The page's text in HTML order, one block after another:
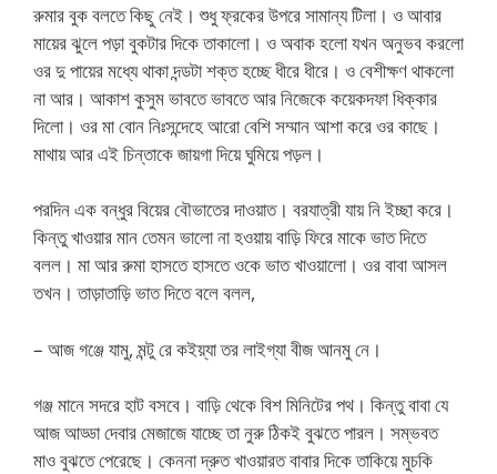
রুমার বুক বলতে কিছু নেই। শুধু ফ্রকের উপরে সামান্য টিলা। ও আবার
মায়ের ঝুলে পড়া বুকটার দিকে তাকালো। ও অবাক হলো যখন অনুভব করলো
ওর দু পায়ের মধ্যে থাকা দন্ডটা শক্ত হচ্ছে ধীরে ধীরে। ও বেশীক্ষণ থাকলো
না আর। আকাশ কুসুম ভাবতে ভাবতে আর নিজেকে কয়েকদফা ধিক্কার
দিলো। ওর মা বোন নিঃসন্দেহে আরো বেশি সম্মান আশা করে ওর কাছে।
মাথায় আর এই চিন্তাকে জায়গা দিয়ে ঘুমিয়ে পড়ল।
পরদিন এক বন্ধুর বিয়ের বৌভাতের দাওয়াত। বরযাত্রী যায় নি ইচ্ছা করে।
কিন্তু খাওয়ার মান তেমন ভালো না হওয়ায় বাড়ি ফিরে মাকে ভাত দিতে
বলল। মা আর রুমা হাসতে হাসতে ওকে ভাত খাওয়ালো। ওর বাবা আসল
তখন। তাড়াতাড়ি ভাত দিতে বলে বলল,
– আজ গঞ্জে যামু, মন্টু রে কইয়্যা তর লাইগ্যা বীজ আনমু নে।
গঞ্জ মানে সদরে হাট বসবে। বাড়ি থেকে বিশ মিনিটের পথ। কিন্তু বাবা যে
আজ আড্ডা দেবার মেজাজে যাচ্ছে তা নুরু ঠিকই বুঝতে পারল। সম্ভবত
মাও বুঝতে পেরেছে। কেননা দ্রুত খাওয়ারত বাবার দিকে তাকিয়ে মুচকি